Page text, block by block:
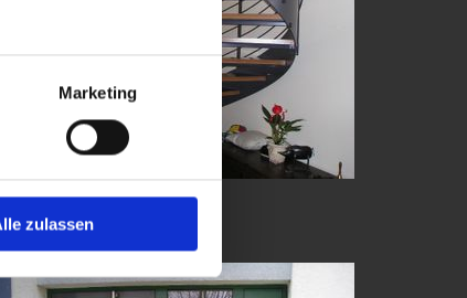
Marketing
zulassen